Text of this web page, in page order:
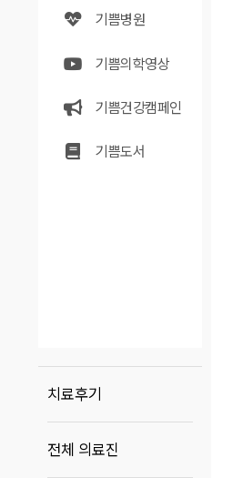
기쁨병원
기쁨의학영상
기쁨건강캠페인
기쁨도서
치료후기
전체 의료진